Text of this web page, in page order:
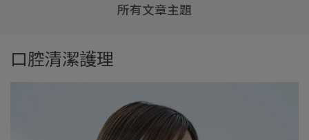
所有文章主題
口腔清潔護理